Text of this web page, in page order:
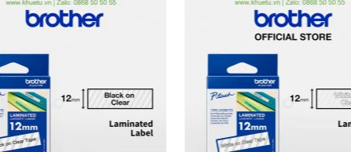
phòng
phòng chuyên nghiệp hoặc
P-touch Cube sẽ giúp bạn